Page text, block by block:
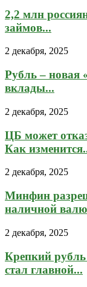
2,2 млн
займов...
2 декабря, 2025
Рубль – новая
вклады...
2 декабря, 2025
ЦБ может
Как
2 декабря, 2025
Минфин
наличной
2 декабря, 2025
Крепкий
стал главной...